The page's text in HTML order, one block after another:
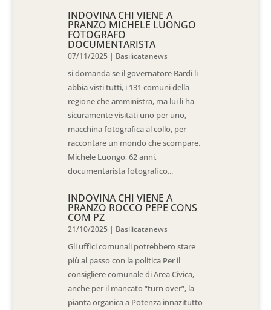
INDOVINA CHI VIENE A
PRANZO MICHELE LUONGO
FOTOGRAFO
DOCUMENTARISTA
07/11/2025 | Basilicatanews
si domanda se il governatore Bardi li
abbia visti tutti, i 131 comuni della
regione che amministra, ma lui li ha
sicuramente visitati uno per uno,
macchina fotografica al collo, per
raccontare un mondo che scompare.
Michele Luongo, 62 anni,
documentarista fotografico...
INDOVINA CHI VIENE A
PRANZO ROCCO PEPE CONS
COM PZ
21/10/2025 | Basilicatanews
Gli uffici comunali potrebbero stare
più al passo con la politica Per il
consigliere comunale di Area Civica,
anche per il mancato “turn over”, la
pianta organica a Potenza innazitutto